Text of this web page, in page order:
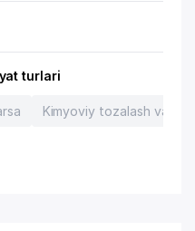
turlari
Kimyoviy tozalash va kir